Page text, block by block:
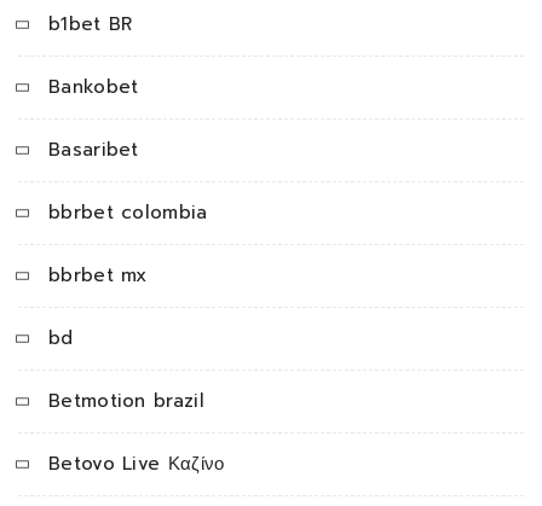
b1bet BR
Bankobet
Basaribet
bbrbet colombia
bbrbet mx
bd
Betmotion brazil
Betovo Live Καζίνο